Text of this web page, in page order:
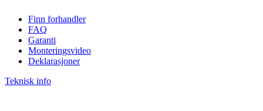
Finn forhandler
FAQ
Garanti
Monteringsvideo
Deklarasjoner
Teknisk info